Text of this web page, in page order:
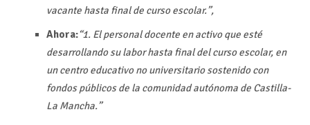
vacante hasta final de curso escolar.”,
Ahora:“1. El personal docente en activo que esté
desarrollando su labor hasta final del curso escolar, en
un centro educativo no universitario sostenido con
fondos públicos de la comunidad autónoma de Castilla-
La Mancha.”